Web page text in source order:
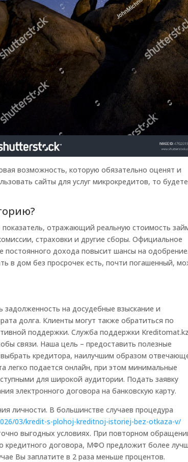
возможность, которую обязательно оценят и
сайты для услуг микрокредитов, то будете
отражающий реальную стоимость
страховки и другие сборы. Официальное
постоянного дохода повысит шансы на
в дом без просрочек есть, почти погашенный,
на досудебные взыскание и
долга. Клиенты могут также обратиться по
поддержки. Служба поддержки Kreditomat.kz
связи. Наша цель – предоставить полезные
кредитора, наилучшим образом
легко подается онлайн, при этом минимальные
для широкой аудитории. Подать заявку
электронного договора на банковскую карту.
личности. В большинстве случаев процедура
03/kredit-s-plohoj-kreditnoj-istoriej-bez-otkaza-v/
выгодных условиях. При повторном
кредитного договора, МФО предложит более
Вы заплатите в 2 раза меньше процентов.